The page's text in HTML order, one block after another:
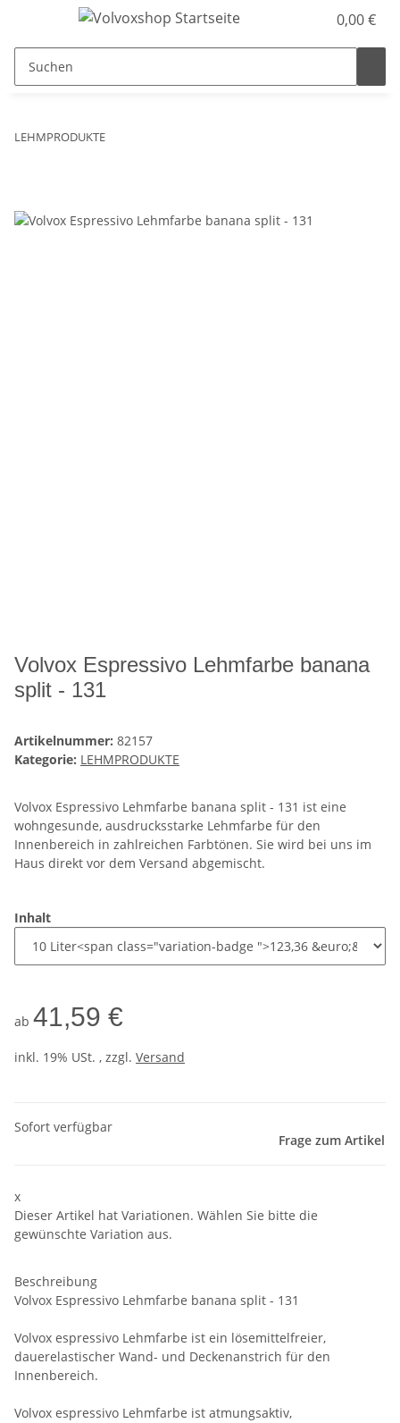
0,00 €
LEHMPRODUKTE
Volvox Espressivo Lehmfarbe banana
split - 131
Artikelnummer: 82157
Kategorie: LEHMPRODUKTE
Volvox Espressivo Lehmfarbe banana split - 131 ist eine
wohngesunde, ausdrucksstarke Lehmfarbe für den
Innenbereich in zahlreichen Farbtönen. Sie wird bei uns im
Haus direkt vor dem Versand abgemischt.
Inhalt
ab 41,59 €
inkl. 19% USt. , zzgl. Versand
Sofort verfügbar
Frage zum Artikel
x
Dieser Artikel hat Variationen. Wählen Sie bitte die
gewünschte Variation aus.
Beschreibung
Volvox Espressivo Lehmfarbe banana split - 131
Volvox espressivo Lehmfarbe ist ein lösemittelfreier,
dauerelastischer Wand- und Deckenanstrich für den
Innenbereich.
Volvox espressivo Lehmfarbe ist atmungsaktiv,